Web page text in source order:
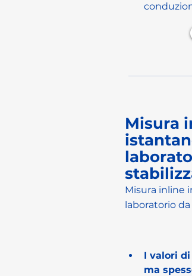
Misura
Misura inline
laboratorio
I valori
ma